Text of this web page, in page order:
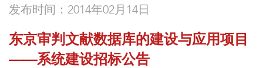
发布时间：2014年02月14日
东京审判文献数据库的建设与应用项目
——系统建设招标公告